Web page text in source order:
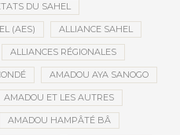
DU SAHEL
(AES) ALLIANCE SAHEL
ALLIANCES RÉGIONALES
AMADOU AYA SANOGO
AMADOU ET LES AUTRES
AMADOU HAMPÂTÉ BÂ